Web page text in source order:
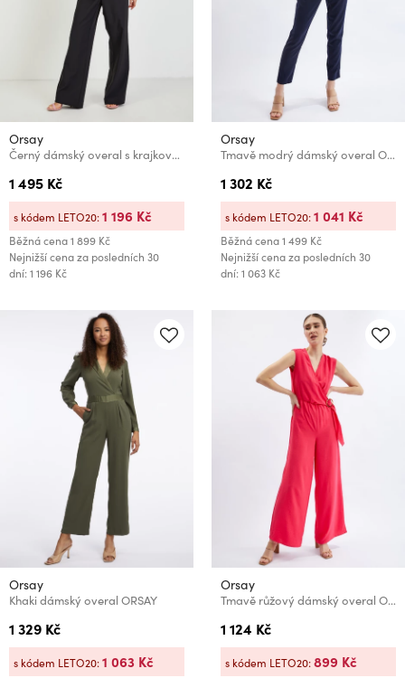
Orsay
Černý dámský overal s krajkovým detailem ORSAY
1 495 Kč
Běžná cena1 899 Kč
Nejnižší cena za posledních 30
dní: 1 196 Kč
s kódem LETO20:1 196 Kč
Orsay
Tmavě modrý dámský overal ORSAY
1 302 Kč
Běžná cena1 499 Kč
Nejnižší cena za posledních 30
dní: 1 063 Kč
s kódem LETO20:1 041 Kč
Orsay
Khaki dámský overal ORSAY
1 329 Kč
s kódem LETO20:1 063 Kč
Orsay
Tmavě růžový dámský overal ORSAY
1 124 Kč
s kódem LETO20:899 Kč